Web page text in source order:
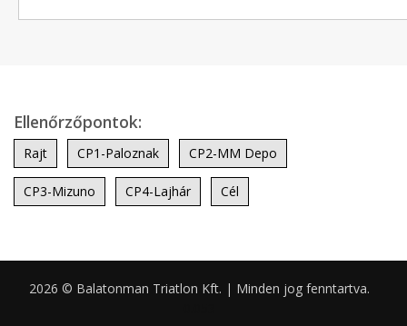
Ellenőrzőpontok:
Rajt CP1-Paloznak CP2-MM Depo
CP3-Mizuno CP4-Lajhár Cél
2026 © Balatonman Triatlon Kft. | Minden jog fenntartva.